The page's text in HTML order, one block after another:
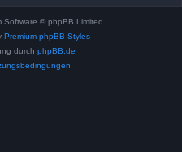
Software © phpBB Limited
Premium phpBB Styles
durch phpBB.de